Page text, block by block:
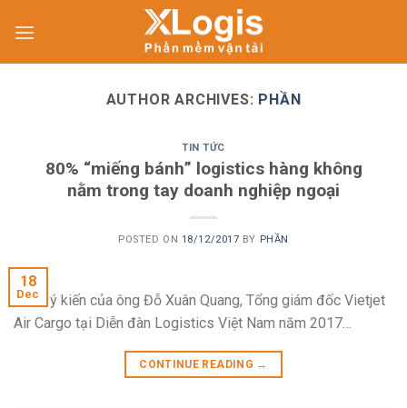
AUTHOR ARCHIVES: PHẦN
TIN TỨC
80% “miếng bánh” logistics hàng không
nằm trong tay doanh nghiệp ngoại
POSTED ON 18/12/2017 BY PHẦN
18
Dec
Đó là ý kiến của ông Đỗ Xuân Quang, Tổng giám đốc Vietjet
Air Cargo tại Diễn đàn Logistics Việt Nam năm 2017…
CONTINUE READING →